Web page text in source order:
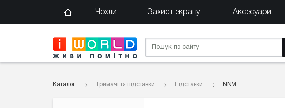
Чохли Захист екрану Аксесуари
Каталог Тримачі та підставки Підставки NNM